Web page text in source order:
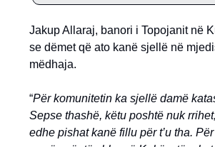
Jakup Allaraj, banori i Topojanit në
se dëmet që ato kanë sjellë në
mëdhaja.
“Për komunitetin ka sjellë damë
Sepse thashë, këtu poshtë nuk
edhe pishat kanë fillu për t’u tha.